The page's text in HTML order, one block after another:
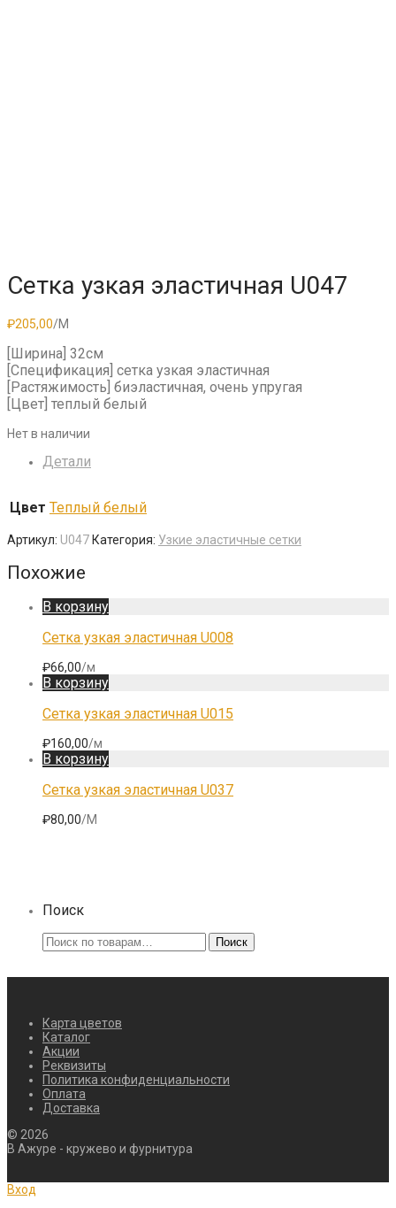
Сетка узкая эластичная U047
₽205,00/М
[Ширина] 32см
[Спецификация] сетка узкая эластичная
[Растяжимость] биэластичная, очень упругая
[Цвет] теплый белый
Нет в наличии
Детали
Цвет Теплый белый
Артикул: U047Категория: Узкие эластичные сетки
Похожие
В корзину
Сетка узкая эластичная U008
₽66,00/м
В корзину
Сетка узкая эластичная U015
₽160,00/м
В корзину
Сетка узкая эластичная U037
₽80,00/М
Поиск
Искать: Поиск
Карта цветов
Каталог
Акции
Реквизиты
Политика конфиденциальности
Оплата
Доставка
© 2026
В Ажуре - кружево и фурнитура
Вход